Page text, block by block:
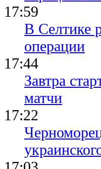
17:59
В Селтике
операции
17:44
Завтра
матчи
17:22